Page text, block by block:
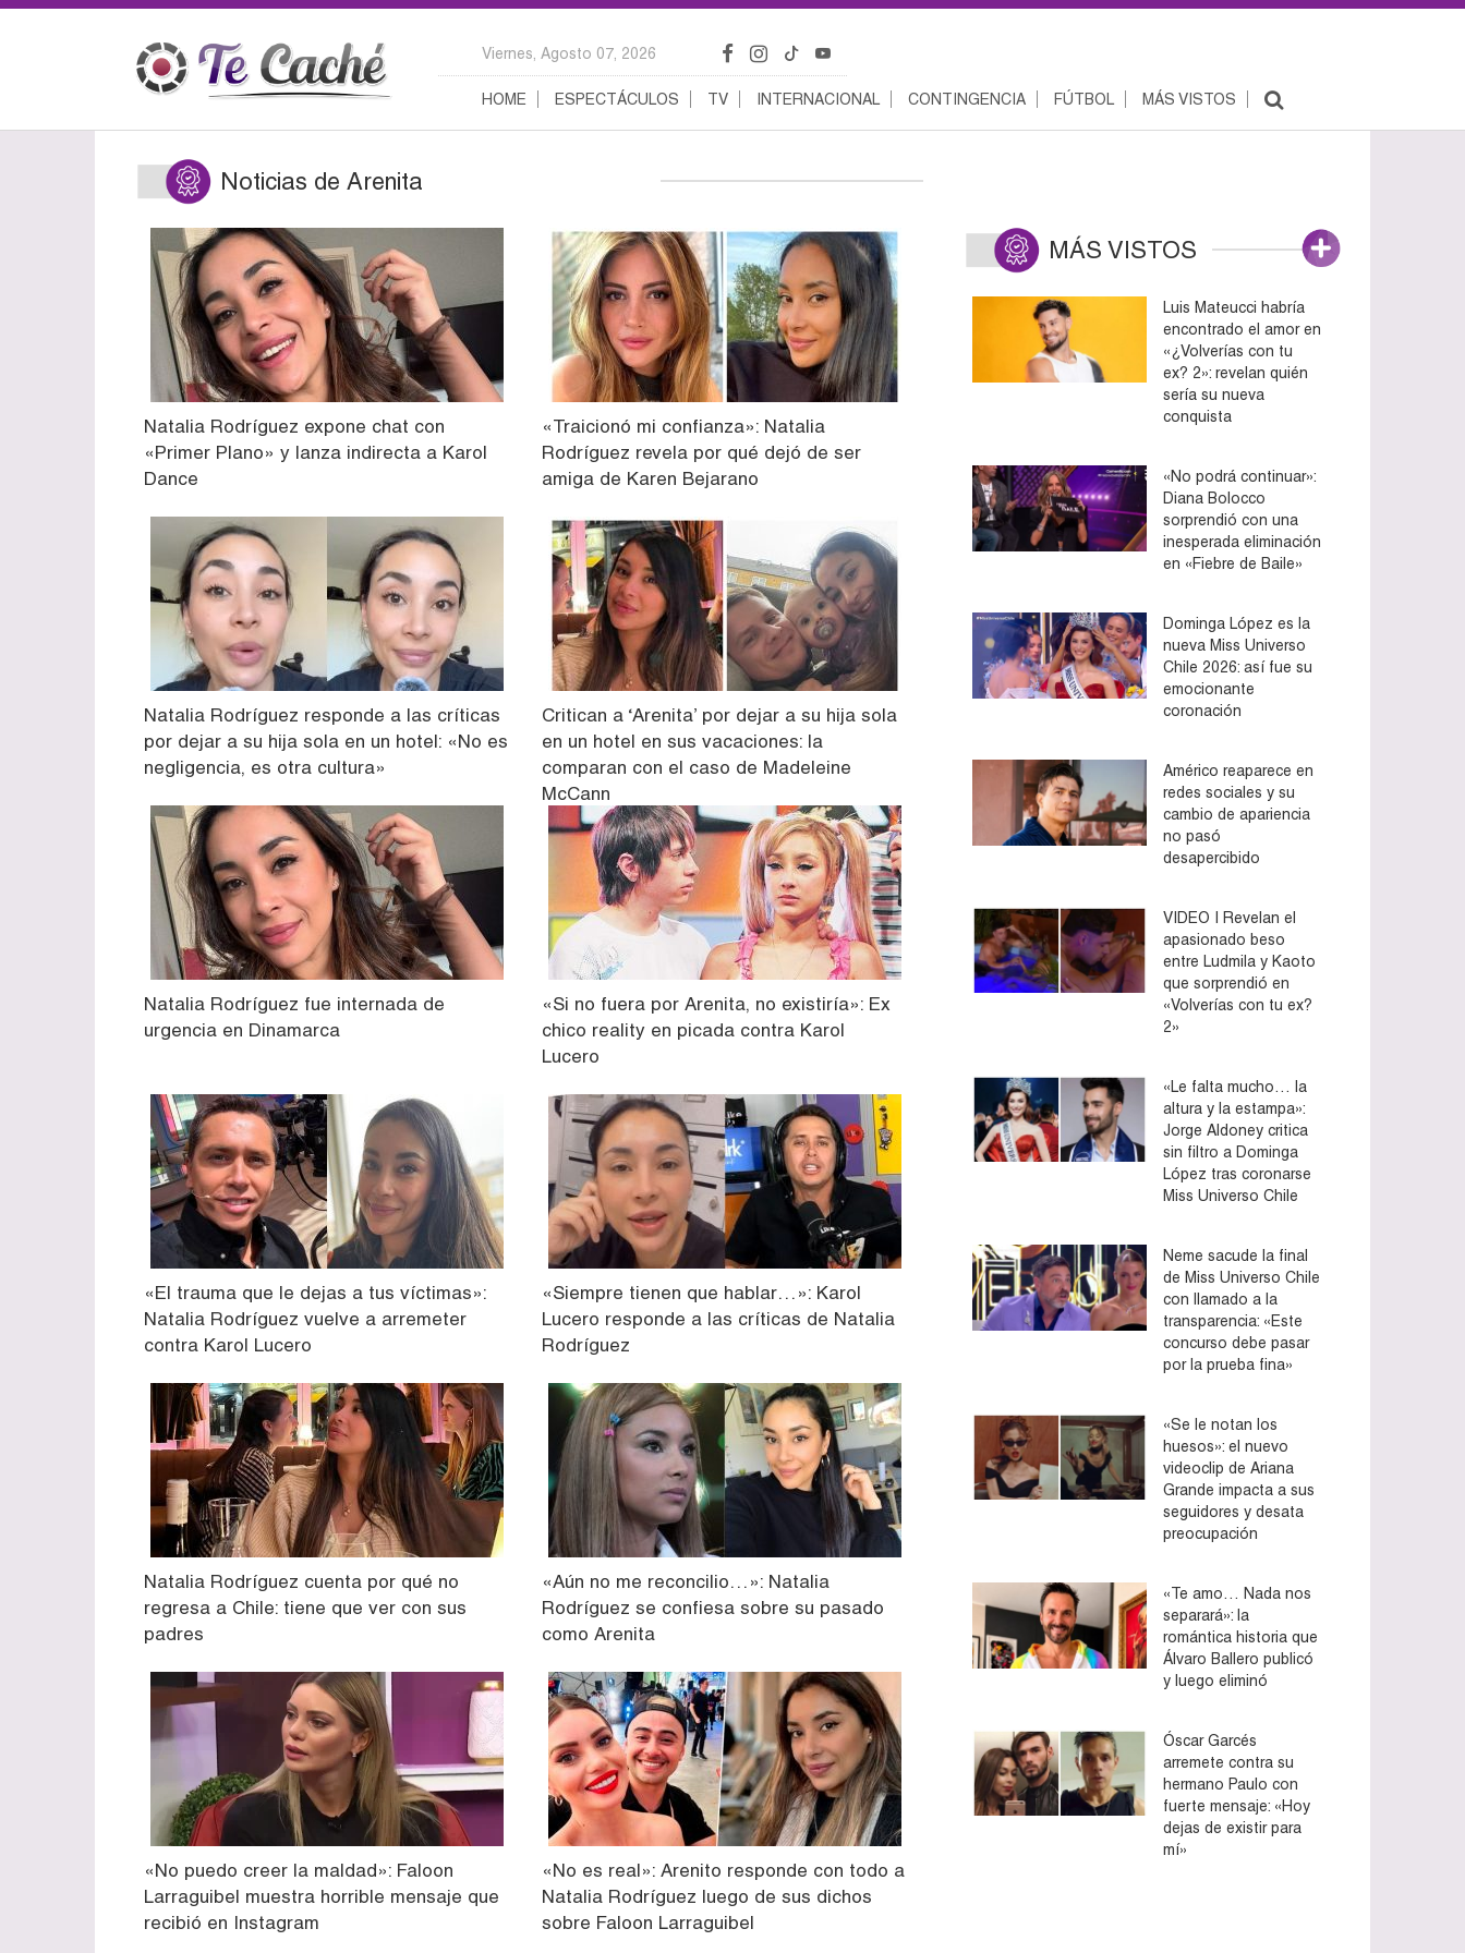
Viernes, Agosto 07, 2026
HOME ESPECTÁCULOS TV INTERNACIONAL CONTINGENCIA FÚTBOL MÁS VISTOS
Noticias de Arenita
Natalia Rodríguez expone chat con
«Primer Plano» y lanza indirecta a Karol
Dance
«Traicionó mi confianza»: Natalia
Rodríguez revela por qué dejó de ser
amiga de Karen Bejarano
Natalia Rodríguez responde a las críticas
por dejar a su hija sola en un hotel: «No es
negligencia, es otra cultura»
Critican a ‘Arenita’ por dejar a su hija sola
en un hotel en sus vacaciones: la
comparan con el caso de Madeleine
McCann
Natalia Rodríguez fue internada de
urgencia en Dinamarca
«Si no fuera por Arenita, no existiría»: Ex
chico reality en picada contra Karol
Lucero
«El trauma que le dejas a tus víctimas»:
Natalia Rodríguez vuelve a arremeter
contra Karol Lucero
«Siempre tienen que hablar…»: Karol
Lucero responde a las críticas de Natalia
Rodríguez
Natalia Rodríguez cuenta por qué no
regresa a Chile: tiene que ver con sus
padres
«Aún no me reconcilio…»: Natalia
Rodríguez se confiesa sobre su pasado
como Arenita
«No puedo creer la maldad»: Faloon
Larraguibel muestra horrible mensaje que
recibió en Instagram
«No es real»: Arenito responde con todo a
Natalia Rodríguez luego de sus dichos
sobre Faloon Larraguibel
MÁS VISTOS
Luis Mateucci habría
encontrado el amor en
«¿Volverías con tu
ex? 2»: revelan quién
sería su nueva
conquista
«No podrá continuar»:
Diana Bolocco
sorprendió con una
inesperada eliminación
en «Fiebre de Baile»
Dominga López es la
nueva Miss Universo
Chile 2026: así fue su
emocionante
coronación
Américo reaparece en
redes sociales y su
cambio de apariencia
no pasó
desapercibido
VIDEO | Revelan el
apasionado beso
entre Ludmila y Kaoto
que sorprendió en
«Volverías con tu ex?
2»
«Le falta mucho… la
altura y la estampa»:
Jorge Aldoney critica
sin filtro a Dominga
López tras coronarse
Miss Universo Chile
Neme sacude la final
de Miss Universo Chile
con llamado a la
transparencia: «Este
concurso debe pasar
por la prueba fina»
«Se le notan los
huesos»: el nuevo
videoclip de Ariana
Grande impacta a sus
seguidores y desata
preocupación
«Te amo… Nada nos
separará»: la
romántica historia que
Álvaro Ballero publicó
y luego eliminó
Óscar Garcés
arremete contra su
hermano Paulo con
fuerte mensaje: «Hoy
dejas de existir para
mí»